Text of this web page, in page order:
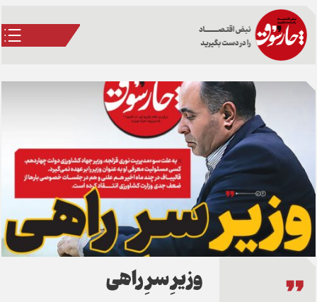
وزیرِ سرِ راهی